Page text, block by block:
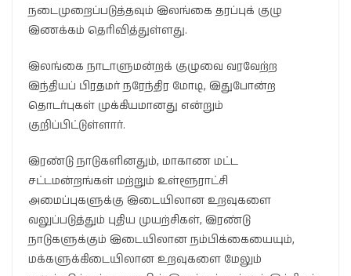
நடைமுறைப்படுத்தவும் இலங்கை தரப்புக் குழு
இணக்கம் தெரிவித்துள்ளது.
இலங்கை நாடாளுமன்றக் குழுவை வரவேற்ற
இந்தியப் பிரதமர் நரேந்திர மோடி, இதுபோன்ற
தொடர்புகள் முக்கியமானது என்றும்
குறிப்பிட்டுள்ளார்.
இரண்டு நாடுகளினதும், மாகாண மட்ட
சட்டமன்றங்கள் மற்றும் உள்ளூராட்சி
அமைப்புகளுக்கு இடையிலான உறவுகளை
வலுப்படுத்தும் புதிய முயற்சிகள், இரண்டு
நாடுகளுக்கும் இடையிலான நம்பிக்கையையும்,
மக்களுக்கிடையிலான உறவுகளை மேலும்